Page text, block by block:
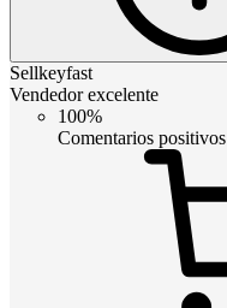
Sellkeyfast
Vendedor excelente
100%
Comentarios positivos